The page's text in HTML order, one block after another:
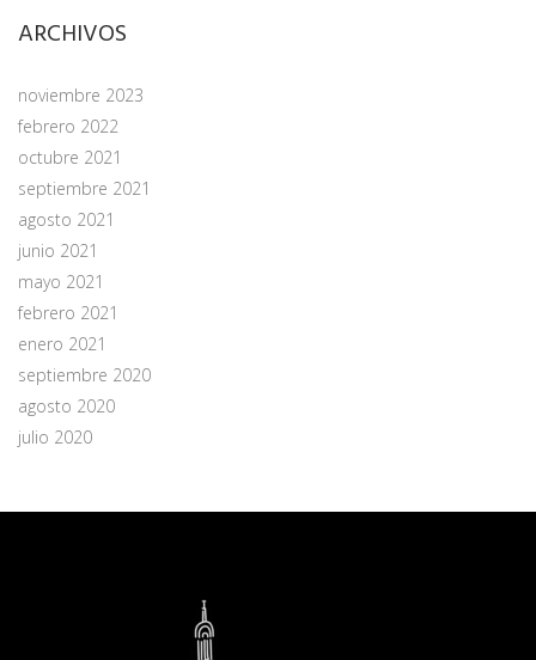
ARCHIVOS
noviembre 2023
febrero 2022
octubre 2021
septiembre 2021
agosto 2021
junio 2021
mayo 2021
febrero 2021
enero 2021
septiembre 2020
agosto 2020
julio 2020